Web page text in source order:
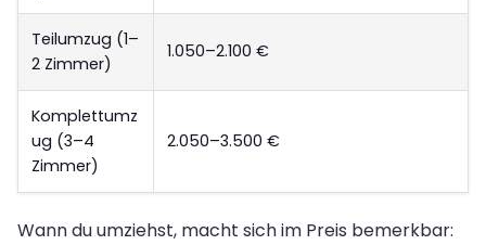
Teilumzug (1–
2 Zimmer)
1.050–2.100 €
Komplettumz
ug (3–4
Zimmer)
2.050–3.500 €
Wann du umziehst, macht sich im Preis bemerkbar: